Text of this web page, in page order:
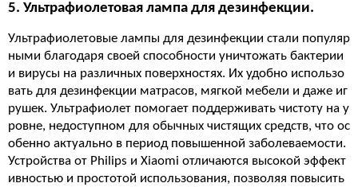
5. Ультрафиолетовая лампа для дезинфекции.
Ультрафиолетовые лампы для дезинфекции стали популяр
ными благодаря своей способности уничтожать бактерии
и вирусы на различных поверхностях. Их удобно использо
вать для дезинфекции матрасов, мягкой мебели и даже иг
рушек. Ультрафиолет помогает поддерживать чистоту на у
ровне, недоступном для обычных чистящих средств, что ос
обенно актуально в период повышенной заболеваемости.
Устройства от Philips и Xiaomi отличаются высокой эффект
ивностью и простотой использования, позволяя повысить